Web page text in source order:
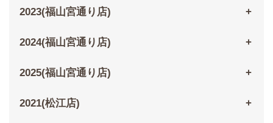
2023(福山宮通り店)
2024(福山宮通り店)
2025(福山宮通り店)
2021(松江店)